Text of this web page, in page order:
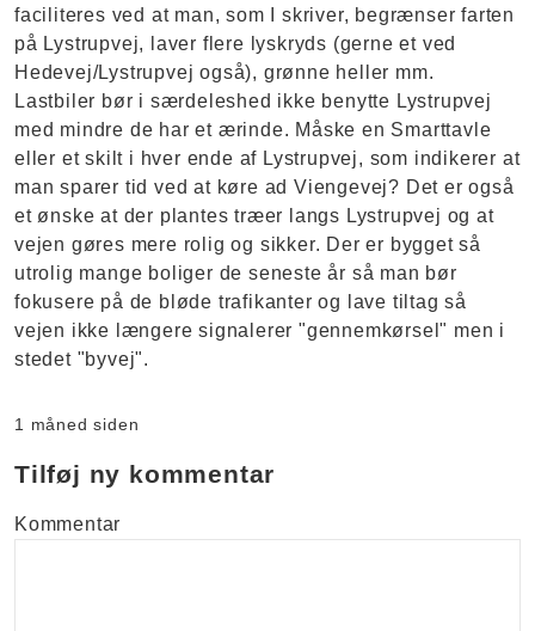
faciliteres ved at man, som I skriver, begrænser farten
på Lystrupvej, laver flere lyskryds (gerne et ved
Hedevej/Lystrupvej også), grønne heller mm.
Lastbiler bør i særdeleshed ikke benytte Lystrupvej
med mindre de har et ærinde. Måske en Smarttavle
eller et skilt i hver ende af Lystrupvej, som indikerer at
man sparer tid ved at køre ad Viengevej? Det er også
et ønske at der plantes træer langs Lystrupvej og at
vejen gøres mere rolig og sikker. Der er bygget så
utrolig mange boliger de seneste år så man bør
fokusere på de bløde trafikanter og lave tiltag så
vejen ikke længere signalerer "gennemkørsel" men i
stedet "byvej".
1 måned siden
Tilføj ny kommentar
Kommentar